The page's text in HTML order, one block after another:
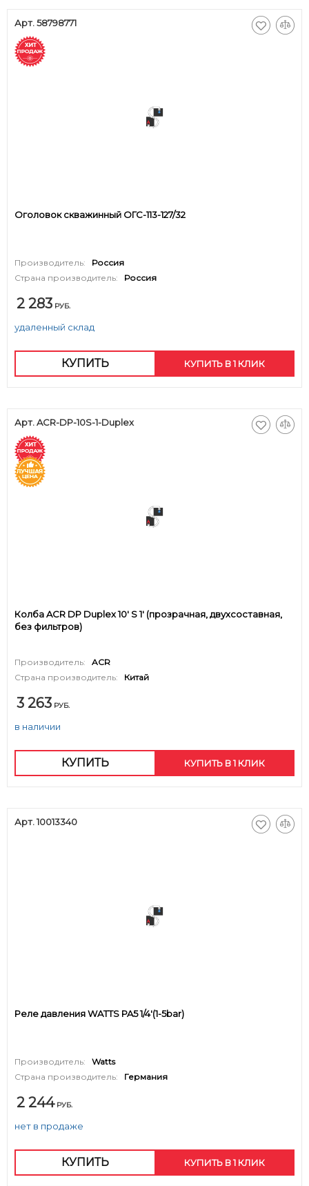
Арт. 58798771
Оголовок скважинный ОГС-113-127/32
Производитель:
Россия
Страна производитель:
Россия
2 283 РУБ.
удаленный склад
КУПИТЬ КУПИТЬ В 1 КЛИК
Арт. ACR-DP-10S-1-Duplex
Колба ACR DP Duplex 10' S 1' (прозрачная, двухсоставная,
без фильтров)
Производитель:
ACR
Страна производитель:
Китай
3 263 РУБ.
в наличии
КУПИТЬ КУПИТЬ В 1 КЛИК
Арт. 10013340
Реле давления WATTS PA5 1/4'(1-5bar)
Производитель:
Watts
Страна производитель:
Германия
2 244 РУБ.
нет в продаже
КУПИТЬ КУПИТЬ В 1 КЛИК